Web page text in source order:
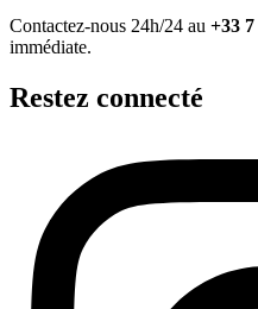
Contactez-nous 24h/24 au +33 7
immédiate.
Restez connecté